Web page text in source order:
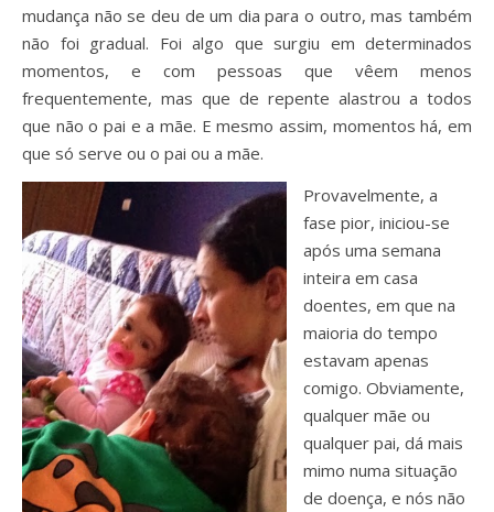
mudança não se deu de um dia para o outro, mas também
não foi gradual. Foi algo que surgiu em determinados
momentos, e com pessoas que vêem menos
frequentemente, mas que de repente alastrou a todos
que não o pai e a mãe. E mesmo assim, momentos há, em
que só serve ou o pai ou a mãe.
Provavelmente, a
fase pior, iniciou-se
após uma semana
inteira em casa
doentes, em que na
maioria do tempo
estavam apenas
comigo. Obviamente,
qualquer mãe ou
qualquer pai, dá mais
mimo numa situação
de doença, e nós não